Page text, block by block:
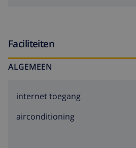
2 terrassen, waarvan 1 overdekt
barbecue
buitenzithoek
Faciliteiten
ALGEMEEN
internet toegang
airconditioning